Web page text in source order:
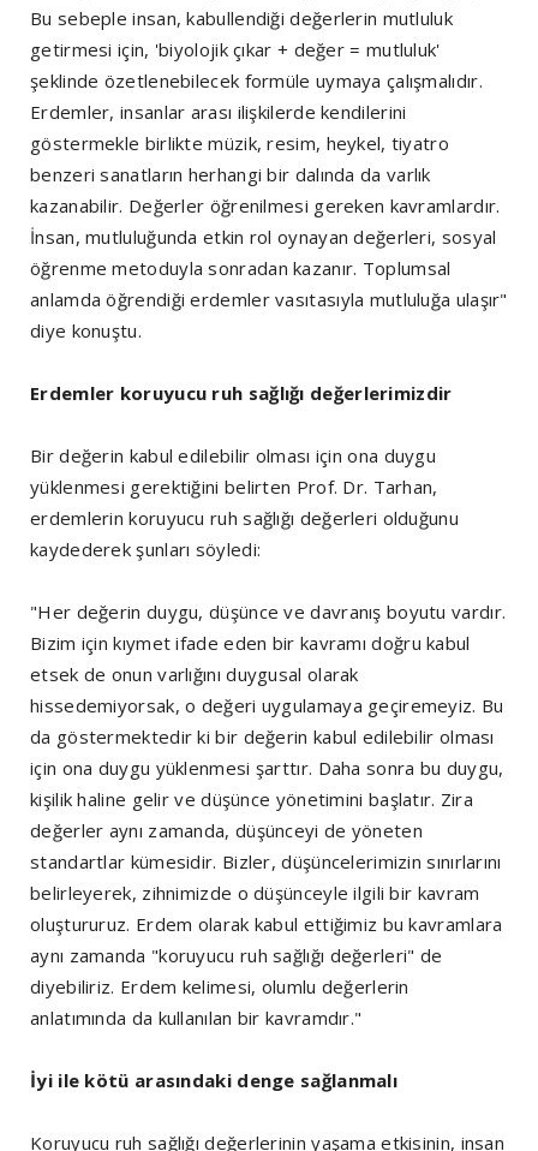
Bu sebeple insan, kabullendiği değerlerin mutluluk
getirmesi için, 'biyolojik çıkar + değer = mutluluk'
şeklinde özetlenebilecek formüle uymaya çalışmalıdır.
Erdemler, insanlar arası ilişkilerde kendilerini
göstermekle birlikte müzik, resim, heykel, tiyatro
benzeri sanatların herhangi bir dalında da varlık
kazanabilir. Değerler öğrenilmesi gereken kavramlardır.
İnsan, mutluluğunda etkin rol oynayan değerleri, sosyal
öğrenme metoduyla sonradan kazanır. Toplumsal
anlamda öğrendiği erdemler vasıtasıyla mutluluğa ulaşır"
diye konuştu.
Erdemler koruyucu ruh sağlığı değerlerimizdir
Bir değerin kabul edilebilir olması için ona duygu
yüklenmesi gerektiğini belirten Prof. Dr. Tarhan,
erdemlerin koruyucu ruh sağlığı değerleri olduğunu
kaydederek şunları söyledi:
"Her değerin duygu, düşünce ve davranış boyutu vardır.
Bizim için kıymet ifade eden bir kavramı doğru kabul
etsek de onun varlığını duygusal olarak
hissedemiyorsak, o değeri uygulamaya geçiremeyiz. Bu
da göstermektedir ki bir değerin kabul edilebilir olması
için ona duygu yüklenmesi şarttır. Daha sonra bu duygu,
kişilik haline gelir ve düşünce yönetimini başlatır. Zira
değerler aynı zamanda, düşünceyi de yöneten
standartlar kümesidir. Bizler, düşüncelerimizin sınırlarını
belirleyerek, zihnimizde o düşünceyle ilgili bir kavram
oluştururuz. Erdem olarak kabul ettiğimiz bu kavramlara
aynı zamanda "koruyucu ruh sağlığı değerleri" de
diyebiliriz. Erdem kelimesi, olumlu değerlerin
anlatımında da kullanılan bir kavramdır."
İyi ile kötü arasındaki denge sağlanmalı
Koruyucu ruh sağlığı değerlerinin yaşama etkisinin, insan